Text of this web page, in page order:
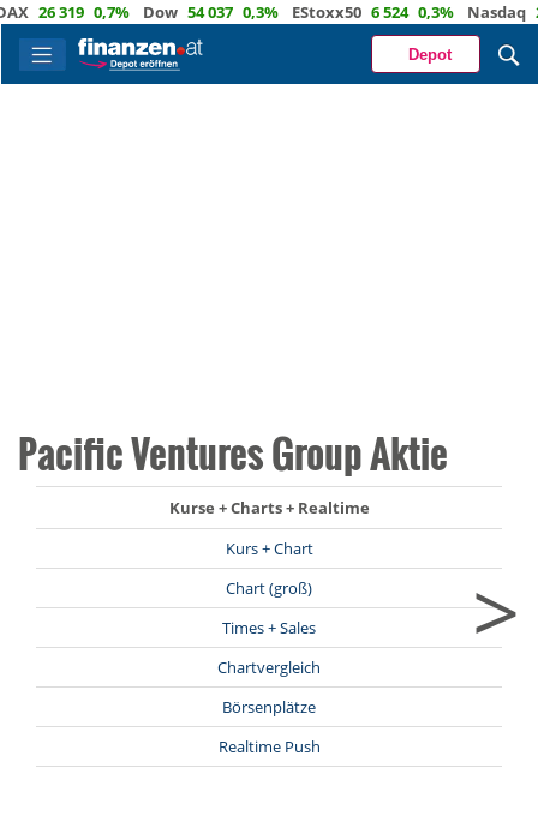
26 319 0,7% Dow 54 037 0,3% EStoxx50 6 524 0,3% Nasdaq 29
Depot
Pacific Ventures Group Aktie
Kurse + Charts + Realtime
Kurs + Chart
Chart (groß)
Times + Sales
Chartvergleich
Börsenplätze
Realtime Push
>